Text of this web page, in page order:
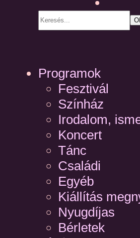
Programok
Fesztivál
Színház
Irodalom,
Koncert
Tánc
Családi
Egyéb
Kiállítás
Nyugdíjas
Bérletek